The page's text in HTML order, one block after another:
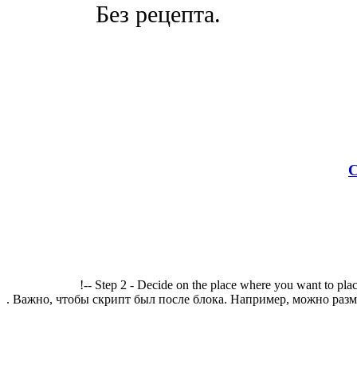
Без рецепта.
!-- Step 2 - Decide on the place where you want to
. Важно, чтобы скрипт был после блока. Например, можно